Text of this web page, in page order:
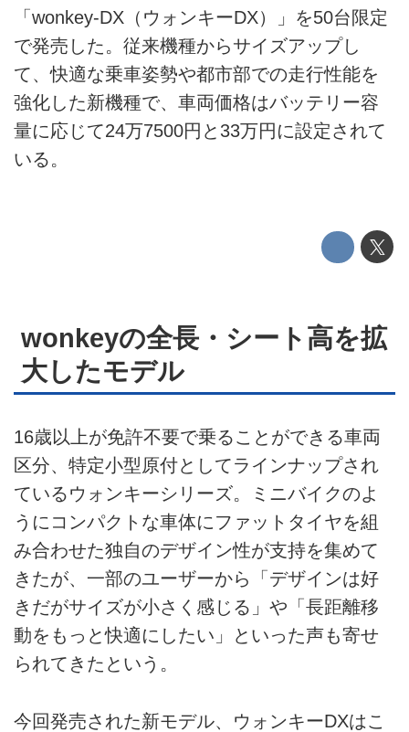
ライフスタイル
テクノロジー
このメディアについて
運営会社
広告掲載について
「wonkey-DX（ウォンキーDX）」を50台限定
で発売した。従来機種からサイズアップし
て、快適な乗車姿勢や都市部での走行性能を
強化した新機種で、車両価格はバッテリー容
量に応じて24万7500円と33万円に設定されて
いる。
wonkeyの全長・シート高を拡
大したモデル
16歳以上が免許不要で乗ることができる車両
区分、特定小型原付としてラインナップされ
ているウォンキーシリーズ。ミニバイクのよ
うにコンパクトな車体にファットタイヤを組
み合わせた独自のデザイン性が支持を集めて
きたが、一部のユーザーから「デザインは好
きだがサイズが小さく感じる」や「長距離移
動をもっと快適にしたい」といった声も寄せ
られてきたという。
今回発売された新モデル、ウォンキーDXはこ